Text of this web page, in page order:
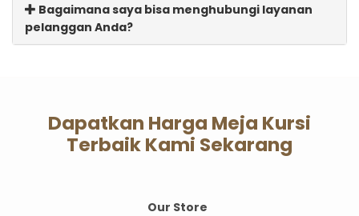
Bagaimana saya bisa menghubungi layanan
pelanggan Anda?
Dapatkan Harga Meja Kursi
Terbaik Kami Sekarang
Our Store